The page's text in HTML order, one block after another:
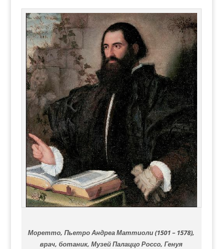
Моретто, Пьетро Андреа Маттиоли (1501 – 1578),
врач, ботаник, Музей Палаццо Россо, Генуя